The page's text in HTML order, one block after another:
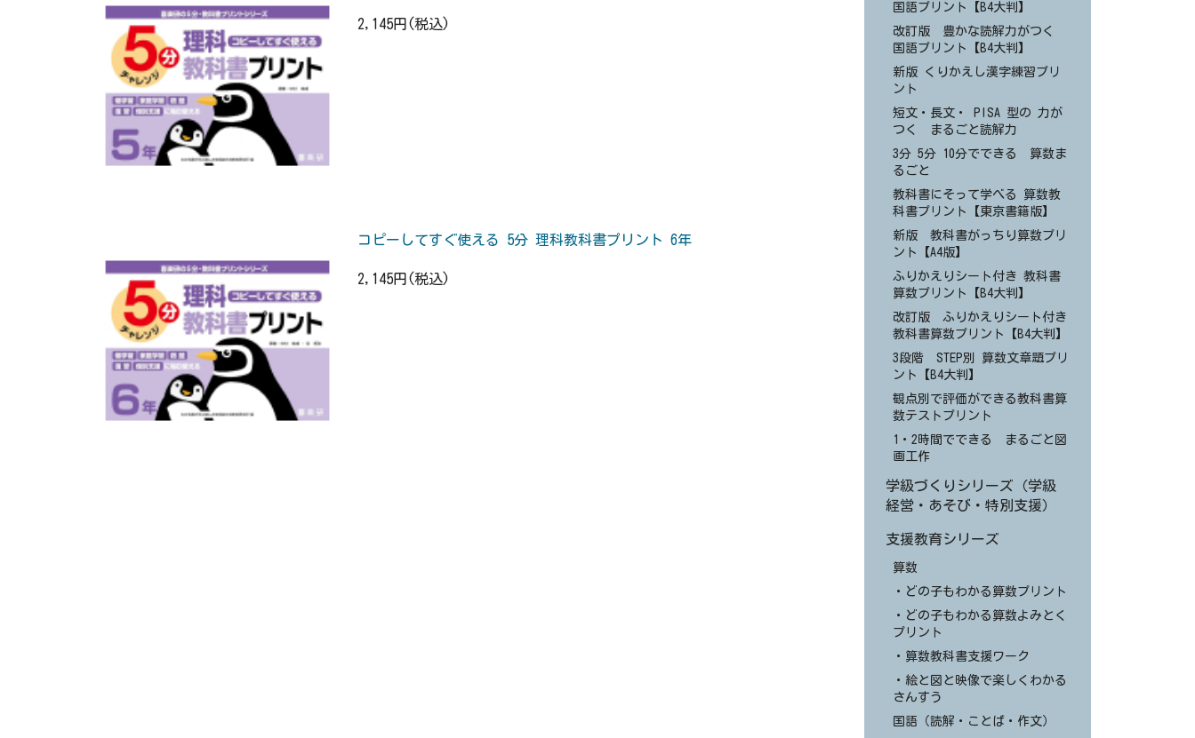
2,145円(税込)
コピーしてすぐ使える 5分 理科教科書プリント 6年
2,145円(税込)
国語プリント【B4大判】
改訂版 豊かな読解力がつく
国語プリント【B4大判】
新版 くりかえし漢字練習プリ
ント
短文・長文・ PISA 型の 力が
つく まるごと読解力
3分 5分 10分でできる 算数ま
るごと
教科書にそって学べる 算数教
科書プリント【東京書籍版】
新版 教科書がっちり算数プリ
ント【A4版】
ふりかえりシート付き 教科書
算数プリント【B4大判】
改訂版 ふりかえりシート付き
教科書算数プリント【B4大判】
3段階 STEP別 算数文章題プリ
ント【B4大判】
観点別で評価ができる教科書算
数テストプリント
1・2時間でできる まるごと図
画工作
学級づくりシリーズ（学級
経営・あそび・特別支援）
支援教育シリーズ
算数
・どの子もわかる算数プリント
・どの子もわかる算数よみとく
プリント
・算数教科書支援ワーク
・絵と図と映像で楽しくわかる
さんすう
国語（読解・ことば・作文）